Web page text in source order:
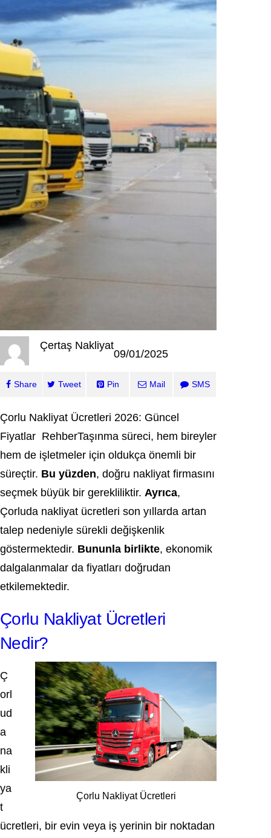
Çertaş Nakliyat
09/01/2025
Share Tweet Pin Mail SMS
Çorlu Nakliyat Ücretleri 2026: Güncel
Fiyatlar RehberTaşınma süreci, hem bireyler
hem de işletmeler için oldukça önemli bir
süreçtir. Bu yüzden, doğru nakliyat firmasını
seçmek büyük bir gerekliliktir. Ayrıca,
Çorluda nakliyat ücretleri son yıllarda artan
talep nedeniyle sürekli değişkenlik
göstermektedir. Bununla birlikte, ekonomik
dalgalanmalar da fiyatları doğrudan
etkilemektedir.
Çorlu Nakliyat Ücretleri
Nedir?
Çorlu Nakliyat Ücretleri
Ç
orl
ud
a
na
kli
ya
t
ücretleri, bir evin veya iş yerinin bir noktadan